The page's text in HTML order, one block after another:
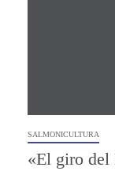
SALMONICULTURA
«El giro del